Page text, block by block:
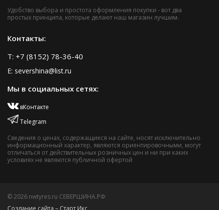
Удобство выбора и простота оформления покупки - вот два
простых принципа, которые делают наш магазин лучшим.
Контакты:
T: +7 (8152) 78-36-40
E: severshina@list.ru
Мы в социальных сетях:
вКонтакте
Telegram
Сведения о ценах, содержащиеся на сайте, носят исключительно
информационный характер, являются ориентировочными, могут
отличаться от действительных розничных цен и ни при каких
условиях не являются публичной офертой
© 2026 nwtyres.ru СЕВЕРШИНА.РФ
Создание сайта – Старт Икс